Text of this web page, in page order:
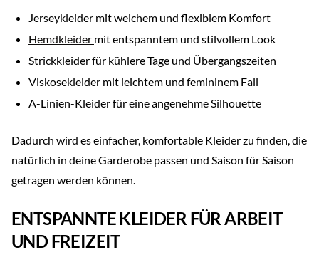
Jerseykleider mit weichem und flexiblem Komfort
Hemdkleider mit entspanntem und stilvollem Look
Strickkleider für kühlere Tage und Übergangszeiten
Viskosekleider mit leichtem und femininem Fall
A-Linien-Kleider für eine angenehme Silhouette
Dadurch wird es einfacher, komfortable Kleider zu finden, die
natürlich in deine Garderobe passen und Saison für Saison
getragen werden können.
ENTSPANNTE KLEIDER FÜR ARBEIT
UND FREIZEIT